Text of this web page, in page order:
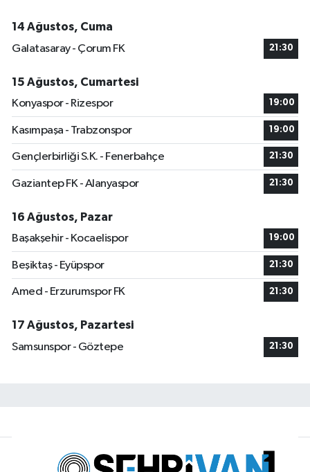
14 Ağustos, Cuma
Galatasaray - Çorum FK
21:30
15 Ağustos, Cumartesi
Konyaspor - Rizespor
19:00
Kasımpaşa - Trabzonspor 19:00
Gençlerbirliği S.K. - Fenerbahçe 21:30
Gaziantep FK - Alanyaspor 21:30
16 Ağustos, Pazar
Başakşehir - Kocaelispor
19:00
Beşiktaş - Eyüpspor 21:30
Amed - Erzurumspor FK 21:30
17 Ağustos, Pazartesi
Samsunspor - Göztepe
21:30